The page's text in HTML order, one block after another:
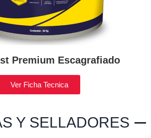
Premium Escagrafiado
Ver Ficha Tecnica
Y SELLADORES